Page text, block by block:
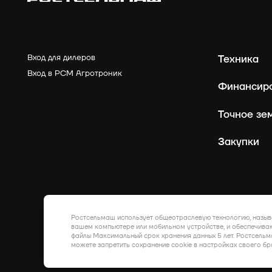
Вход для дилеров
Вход в РСМ Агротроник
Техника
Точное
Закупки
Ростсельмаш использует общеотраслевую технологию,
вашем компьютере или мобильном устройстве, и
файлы Максимальный срок хранения данных 5 лет.
можете запретить сохранение cookie в настройках своего